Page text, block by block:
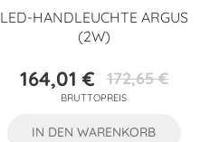
LED-HANDLEUCHTE ARGUS
(2W)
Preis
164,01 €Verkaufspreis
172,65 €
BRUTTOPREIS
IN DEN WARENKORB